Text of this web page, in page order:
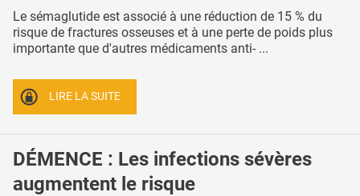
Le sémaglutide est associé à une réduction de 15 % du
risque de fractures osseuses et à une perte de poids plus
importante que d'autres médicaments anti- ...
LIRE LA SUITE
DÉMENCE : Les infections sévères
augmentent le risque